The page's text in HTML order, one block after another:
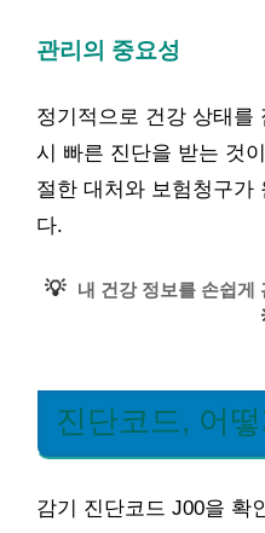
관리의 중요성
정기적으로 건강 상태를
시 빠른 진단을 받는 것
절한 대처와 보험청구가
다.
💡 내 건강 정보를 손쉽게
진단코드, 어
감기 진단코드 J00을 확